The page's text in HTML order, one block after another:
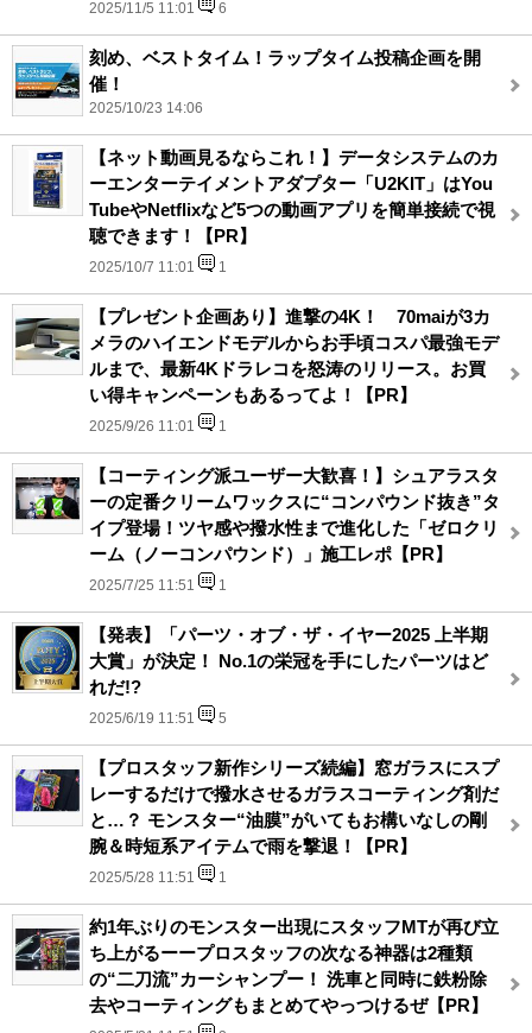
2025/11/5 11:01 6
刻め、ベストタイム！ラップタイム投稿企画を開
催！
2025/10/23 14:06
【ネット動画見るならこれ！】データシステムのカ
ーエンターテイメントアダプター「U2KIT」はYou
TubeやNetflixなど5つの動画アプリを簡単接続で視
聴できます！【PR】
2025/10/7 11:01 1
【プレゼント企画あり】進撃の4K！ 70maiが3カ
メラのハイエンドモデルからお手頃コスパ最強モデ
ルまで、最新4Kドラレコを怒涛のリリース。お買
い得キャンペーンもあるってよ！【PR】
2025/9/26 11:01 1
【コーティング派ユーザー大歓喜！】シュアラスタ
ーの定番クリームワックスに“コンパウンド抜き”タ
イプ登場！ツヤ感や撥水性まで進化した「ゼロクリ
ーム（ノーコンパウンド）」施工レポ【PR】
2025/7/25 11:51 1
【発表】「パーツ・オブ・ザ・イヤー2025 上半期
大賞」が決定！ No.1の栄冠を手にしたパーツはど
れだ!?
2025/6/19 11:51 5
【プロスタッフ新作シリーズ続編】窓ガラスにスプ
レーするだけで撥水させるガラスコーティング剤だ
と…？ モンスター“油膜”がいてもお構いなしの剛
腕＆時短系アイテムで雨を撃退！【PR】
2025/5/28 11:51 1
約1年ぶりのモンスター出現にスタッフMTが再び立
ち上がるーープロスタッフの次なる神器は2種類
の“二刀流”カーシャンプー！ 洗車と同時に鉄粉除
去やコーティングもまとめてやっつけるぜ【PR】